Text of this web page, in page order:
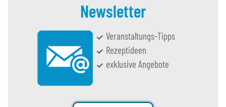
Newsletter
Veranstaltungs-Tipps
Rezeptideen
exklusive Angebote